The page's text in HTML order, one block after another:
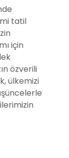
tatil
için
özverili
ülkemizi